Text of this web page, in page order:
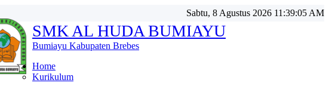
Sabtu, 8 Agustus 2026 11:39:05 AM
SMK AL HUDA BUMIAYU
Bumiayu Kabupaten Brebes
Home
Kurikulum